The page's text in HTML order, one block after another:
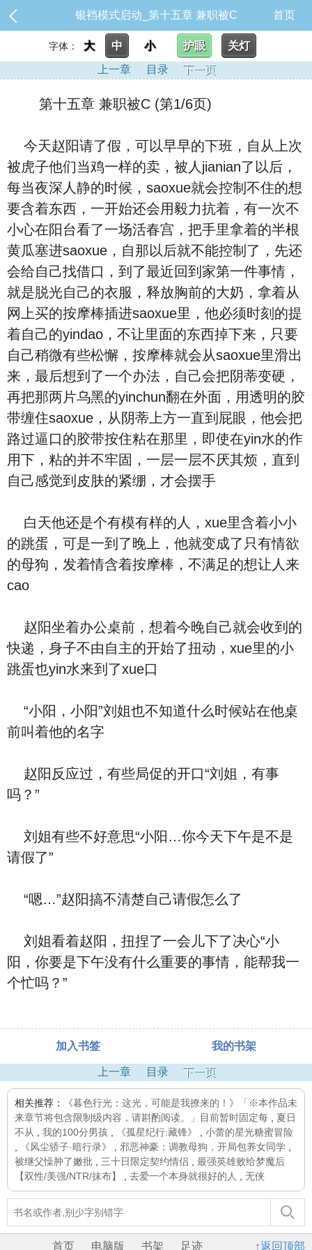
银裆模式启动_第十五章 兼职被C 首页
字体： 大 中 小 护眼
关灯
上一章
目录 下一页
第十五章 兼职被C (第1/6页)
今天赵阳请了假，可以早早的下班，自从上次
被虎子他们当鸡一样的卖，被人jianian了以后，
每当夜深人静的时候，saoxue就会控制不住的想
要含着东西，一开始还会用毅力抗着，有一次不
小心在阳台看了一场活春宫，把手里拿着的半根
黄瓜塞进saoxue，自那以后就不能控制了，先还
会给自己找借口，到了最近回到家第一件事情，
就是脱光自己的衣服，释放胸前的大奶，拿着从
网上买的按摩棒插进saoxue里，他必须时刻的提
着自己的yindao，不让里面的东西掉下来，只要
自己稍微有些松懈，按摩棒就会从saoxue里滑出
来，最后想到了一个办法，自己会把阴蒂变硬，
再把那两片乌黑的yinchun翻在外面，用透明的胶
带缠住saoxue，从阴蒂上方一直到屁眼，他会把
路过逼口的胶带按住粘在那里，即使在yin水的作
用下，粘的并不牢固，一层一层不厌其烦，直到
自己感觉到皮肤的紧绷，才会摆手
白天他还是个有模有样的人，xue里含着小小
的跳蛋，可是一到了晚上，他就变成了只有情欲
的母狗，发着情含着按摩棒，不满足的想让人来
cao
赵阳坐着办公桌前，想着今晚自己就会收到的
快递，身子不由自主的开始了扭动，xue里的小
跳蛋也yin水来到了xue口
“小阳，小阳”刘姐也不知道什么时候站在他桌
前叫着他的名字
赵阳反应过，有些局促的开口“刘姐，有事
吗？”
刘姐有些不好意思“小阳…你今天下午是不是
请假了”
“嗯…”赵阳搞不清楚自己请假怎么了
刘姐看着赵阳，扭捏了一会儿下了决心“小
阳，你要是下午没有什么重要的事情，能帮我一
个忙吗？”
加入书签 我的书架
上一章 目录 下一页
相关推荐：
《暮色行光：这光，可能是我撩来的！》「※本作品未
来章节将包含限制级内容，请斟酌阅读。」目前暂时固定每
夏日
不从
我的100分男孩 《孤星纪行:藏锋》
小蕾的星光糖蜜冒险
《风尘骄子·暗行录》 邪恶神豪：调教母狗，开局包养女同学
被继父懆肿了嫩批
三十日限定契约情侣
最强英雄败给梦魔后
【双性/美强/NTR/抹布】
去爱一个本身就很好的人 无侠
↑返回顶部
首页 电脑版 书架 足迹